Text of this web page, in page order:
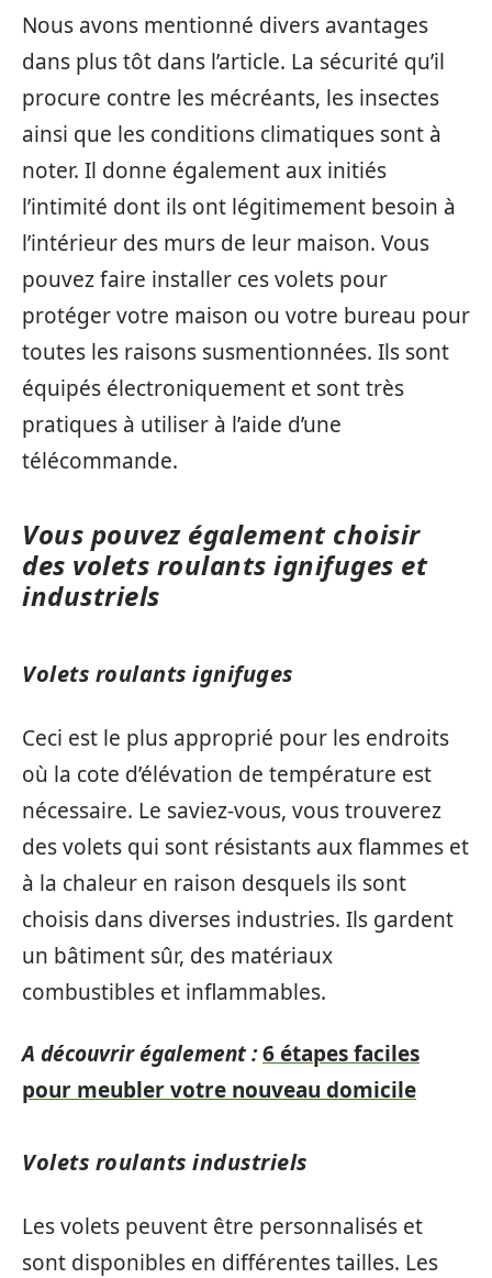
Nous avons mentionné divers avantages
dans plus tôt dans l’article. La sécurité qu’il
procure contre les mécréants, les insectes
ainsi que les conditions climatiques sont à
noter. Il donne également aux initiés
l’intimité dont ils ont légitimement besoin à
l’intérieur des murs de leur maison. Vous
pouvez faire installer ces volets pour
protéger votre maison ou votre bureau pour
toutes les raisons susmentionnées. Ils sont
équipés électroniquement et sont très
pratiques à utiliser à l’aide d’une
télécommande.
Vous pouvez également choisir
des volets roulants ignifuges et
industriels
Volets roulants ignifuges
Ceci est le plus approprié pour les endroits
où la cote d’élévation de température est
nécessaire. Le saviez-vous, vous trouverez
des volets qui sont résistants aux flammes et
à la chaleur en raison desquels ils sont
choisis dans diverses industries. Ils gardent
un bâtiment sûr, des matériaux
combustibles et inflammables.
A découvrir également :6 étapes faciles
pour meubler votre nouveau domicile
Volets roulants industriels
Les volets peuvent être personnalisés et
sont disponibles en différentes tailles. Les